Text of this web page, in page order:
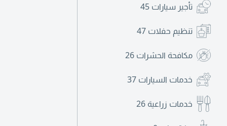
تأجير سيارات 45
تنظيم حفلات 47
مكافحة الحشرات 26
خدمات السيارات 37
خدمات زراعية 26